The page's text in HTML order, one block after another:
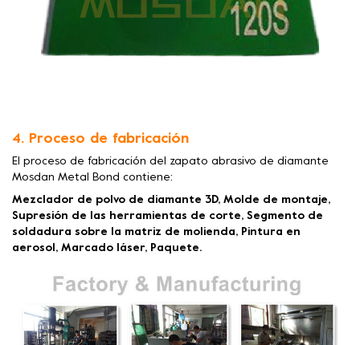
4. Proceso de fabricación
El proceso de fabricación del zapato abrasivo de diamante
Mosdan Metal Bond contiene:
Mezclador de polvo de diamante 3D, Molde de montaje,
Supresión de las herramientas de corte, Segmento de
soldadura sobre la matriz de molienda, Pintura en
aerosol, Marcado láser, Paquete.